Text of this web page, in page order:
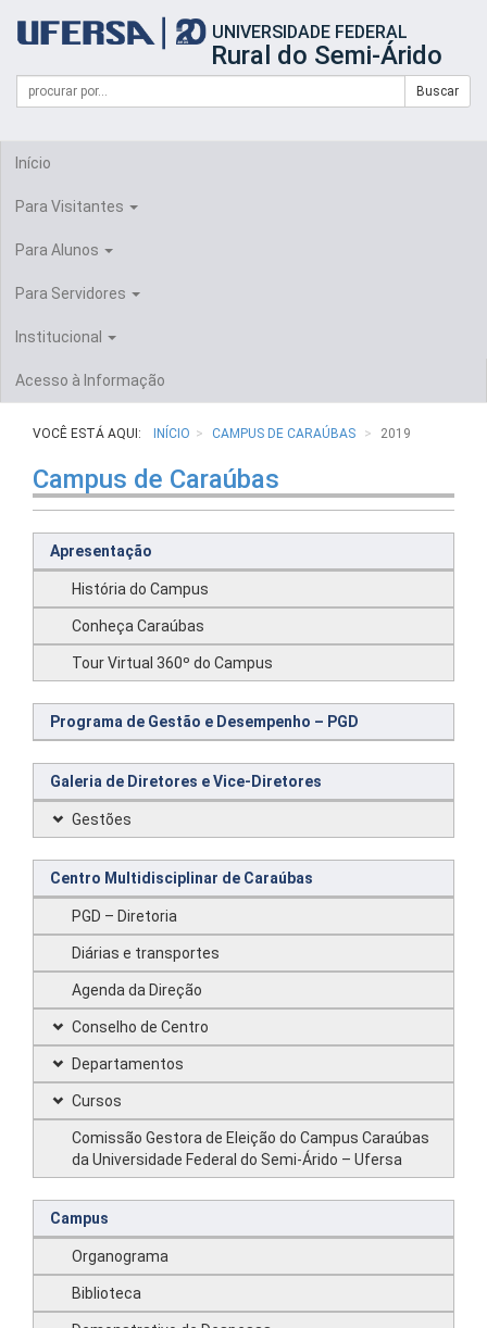
portal
UFERSA
UNIVERSIDADE FEDERAL
Rural do Semi-Árido
Formulário
Busca
Campo
de
Buscar
Início
Para Visitantes
Para Alunos
Para Servidores
Institucional
Acesso à Informação
VOCÊ ESTÁ AQUI: INÍCIO CAMPUS DE CARAÚBAS 2019
Campus de Caraúbas
Apresentação
História do Campus
Conheça Caraúbas
Tour Virtual 360º do Campus
Programa de Gestão e Desempenho – PGD
Galeria de Diretores e Vice-Diretores
Gestões
Centro Multidisciplinar de Caraúbas
PGD – Diretoria
Diárias e transportes
Agenda da Direção
Conselho de Centro
Departamentos
Cursos
Comissão Gestora de Eleição do Campus Caraúbas
da Universidade Federal do Semi-Árido – Ufersa
Campus
Organograma
Biblioteca